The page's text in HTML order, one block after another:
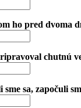
ho pred dvoma
chutnú
sa, započuli